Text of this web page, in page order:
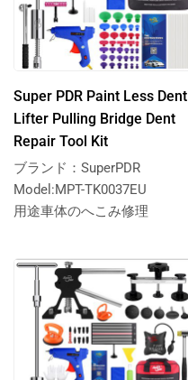
Super PDR Paint Less Dent
Lifter Pulling Bridge Dent
Repair Tool Kit
ブランド：SuperPDR
Model:MPT-TK0037EU
用途車体のへこみ修理